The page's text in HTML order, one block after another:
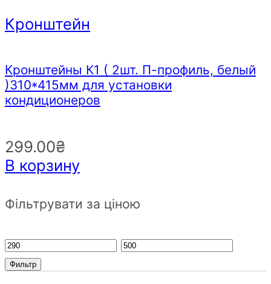
Кронштейн
Кронштейны К1 ( 2шт. П-профиль, белый
)310*415мм для установки
кондиционеров
299.00₴
В корзину
Фільтрувати за ціною
Фильтр